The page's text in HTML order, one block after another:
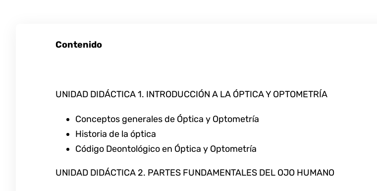
Contenido
UNIDAD DIDÁCTICA 1. INTRODUCCIÓN A LA ÓPTICA Y OPTOMETRÍA
Conceptos generales de Óptica y Optometría
Historia de la óptica
Código Deontológico en Óptica y Optometría
UNIDAD DIDÁCTICA 2. PARTES FUNDAMENTALES DEL OJO HUMANO